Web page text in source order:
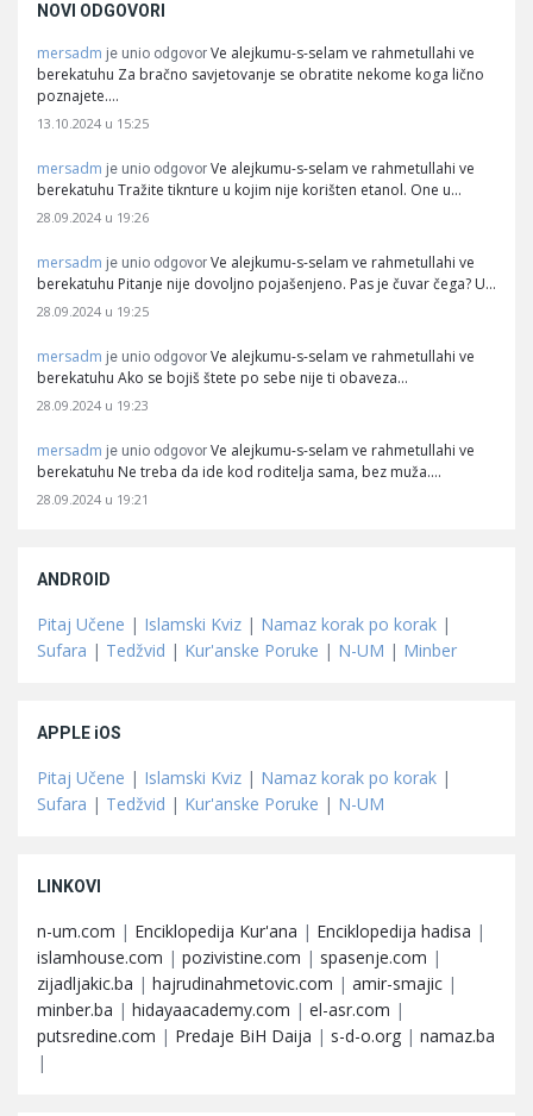
NOVI ODGOVORI
mersadm je unio odgovor Ve alejkumu-s-selam ve rahmetullahi ve
berekatuhu Za bračno savjetovanje se obratite nekome koga lično
poznajete.…
13.10.2024 u 15:25
mersadm je unio odgovor Ve alejkumu-s-selam ve rahmetullahi ve
berekatuhu Tražite tiknture u kojim nije korišten etanol. One u…
28.09.2024 u 19:26
mersadm je unio odgovor Ve alejkumu-s-selam ve rahmetullahi ve
berekatuhu Pitanje nije dovoljno pojašenjeno. Pas je čuvar čega? U…
28.09.2024 u 19:25
mersadm je unio odgovor Ve alejkumu-s-selam ve rahmetullahi ve
berekatuhu Ako se bojiš štete po sebe nije ti obaveza…
28.09.2024 u 19:23
mersadm je unio odgovor Ve alejkumu-s-selam ve rahmetullahi ve
berekatuhu Ne treba da ide kod roditelja sama, bez muža.…
28.09.2024 u 19:21
ANDROID
Pitaj Učene | Islamski Kviz | Namaz korak po korak |
Sufara | Tedžvid | Kur'anske Poruke | N-UM | Minber
APPLE iOS
Pitaj Učene | Islamski Kviz | Namaz korak po korak |
Sufara | Tedžvid | Kur'anske Poruke | N-UM
LINKOVI
n-um.com | Enciklopedija Kur'ana | Enciklopedija hadisa |
islamhouse.com | pozivistine.com | spasenje.com |
zijadljakic.ba | hajrudinahmetovic.com | amir-smajic |
minber.ba | hidayaacademy.com | el-asr.com |
putsredine.com | Predaje BiH Daija | s-d-o.org | namaz.ba
|